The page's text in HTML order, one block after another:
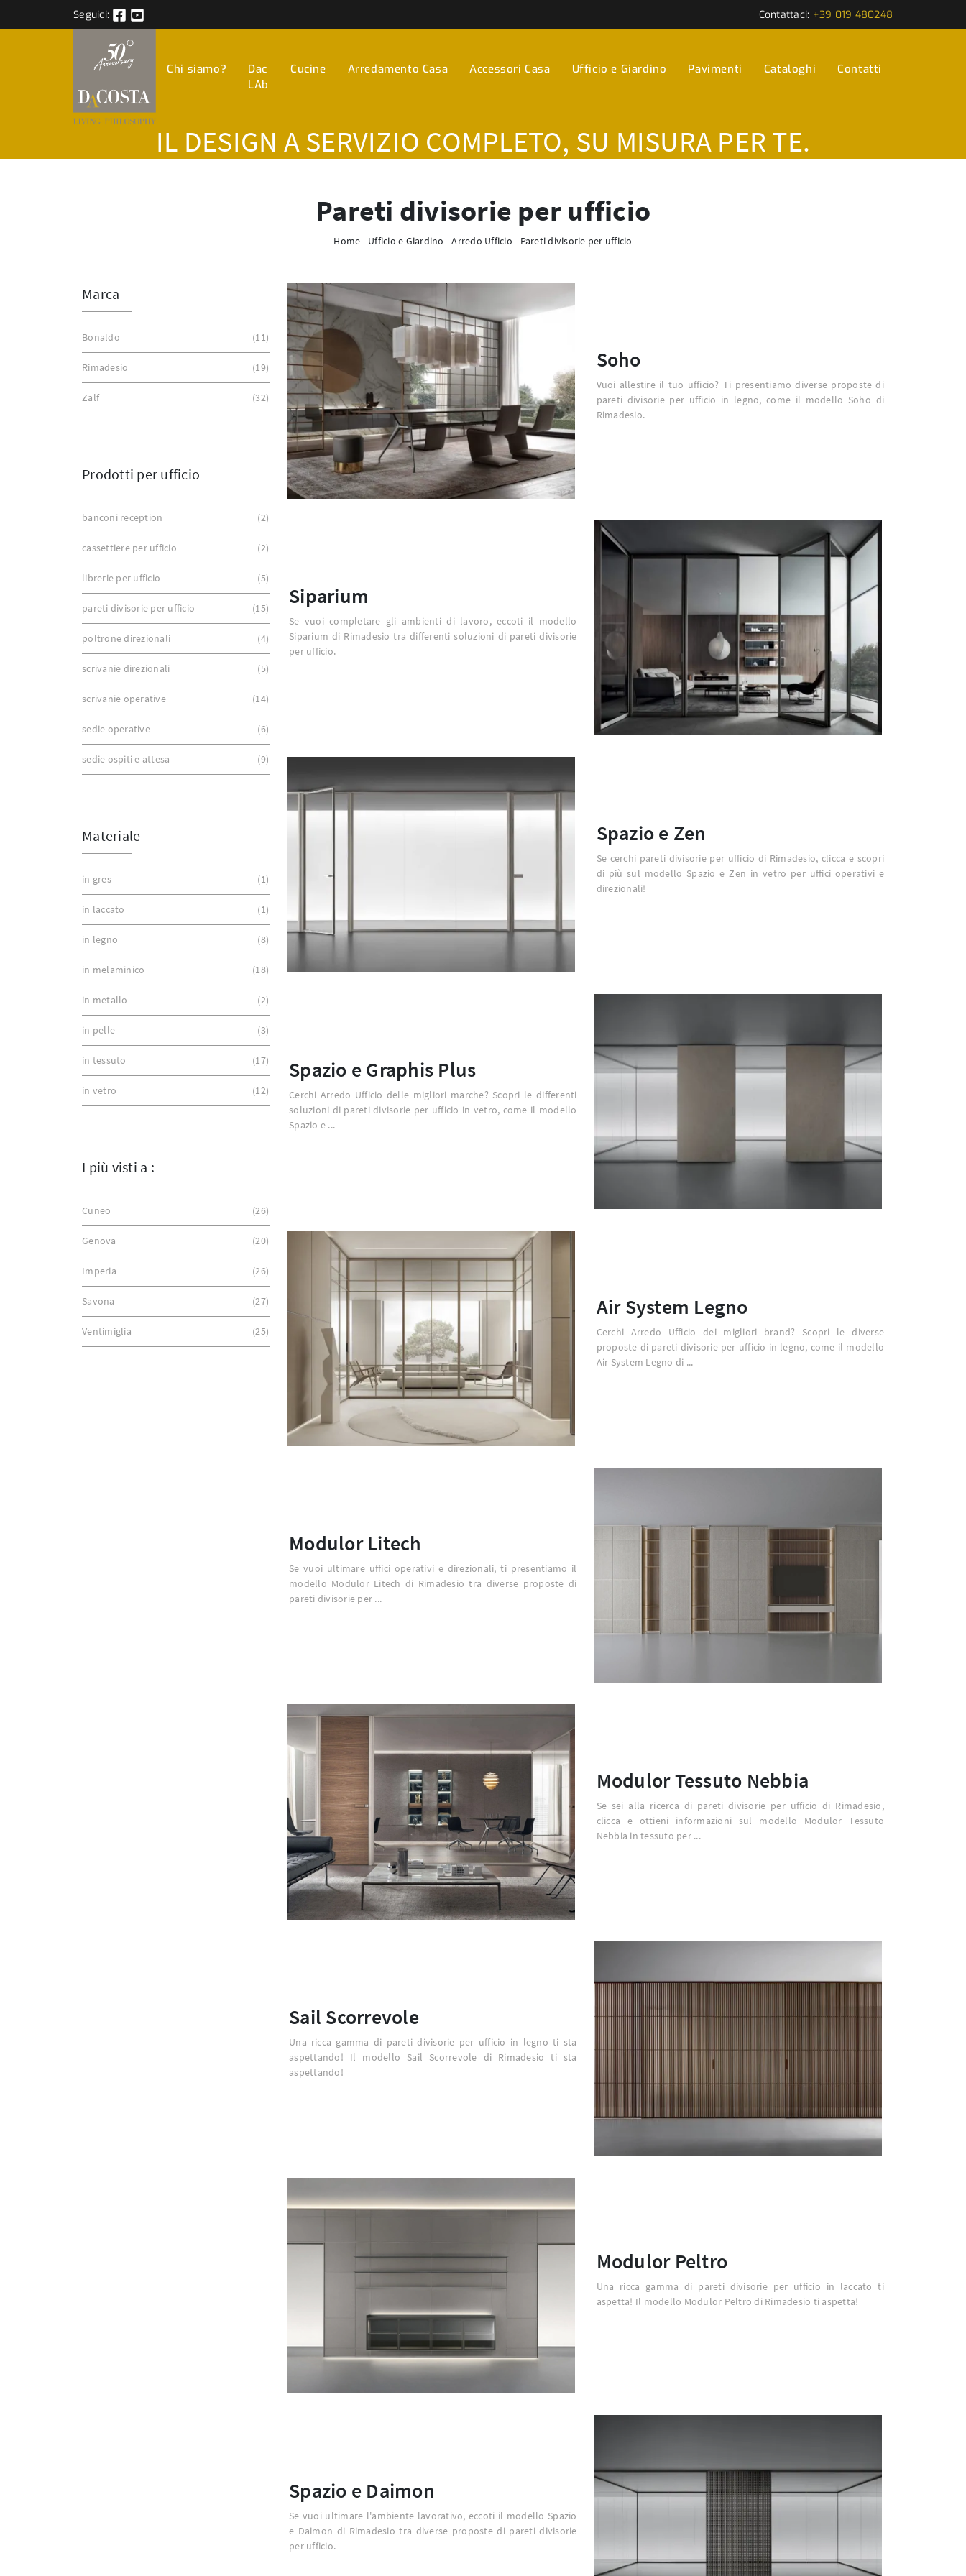
Seguici: Contattaci: +39 019 480248
Chi siamo?
Dac
LAb
Cucine Arredamento Casa Accessori Casa Ufficio e Giardino Pavimenti Cataloghi Contatti
IL DESIGN A SERVIZIO COMPLETO, SU MISURA PER TE.
Pareti divisorie per ufficio
Home - Ufficio e Giardino -Arredo Ufficio - Pareti divisorie per ufficio
Soho
Vuoi allestire il tuo ufficio? Ti presentiamo diverse proposte di
pareti divisorie per ufficio in legno, come il modello Soho di
Rimadesio.
Siparium
Se vuoi completare gli ambienti di lavoro, eccoti il modello
Siparium di Rimadesio tra differenti soluzioni di pareti divisorie
per ufficio.
Spazio e Zen
Se cerchi pareti divisorie per ufficio di Rimadesio, clicca e scopri
di più sul modello Spazio e Zen in vetro per uffici operativi e
direzionali!
Spazio e Graphis Plus
Cerchi Arredo Ufficio delle migliori marche? Scopri le differenti
soluzioni di pareti divisorie per ufficio in vetro, come il modello
Spazio e ...
Air System Legno
Cerchi Arredo Ufficio dei migliori brand? Scopri le diverse
proposte di pareti divisorie per ufficio in legno, come il modello
Air System Legno di ...
Modulor Litech
Se vuoi ultimare uffici operativi e direzionali, ti presentiamo il
modello Modulor Litech di Rimadesio tra diverse proposte di
pareti divisorie per ...
Modulor Tessuto Nebbia
Se sei alla ricerca di pareti divisorie per ufficio di Rimadesio,
clicca e ottieni informazioni sul modello Modulor Tessuto
Nebbia in tessuto per ...
Sail Scorrevole
Una ricca gamma di pareti divisorie per ufficio in legno ti sta
aspettando! Il modello Sail Scorrevole di Rimadesio ti sta
aspettando!
Modulor Peltro
Una ricca gamma di pareti divisorie per ufficio in laccato ti
aspetta! Il modello Modulor Peltro di Rimadesio ti aspetta!
Spazio e Daimon
Se vuoi ultimare l'ambiente lavorativo, eccoti il modello Spazio
e Daimon di Rimadesio tra diverse proposte di pareti divisorie
per ufficio.
Marca
Bonaldo 11
Rimadesio 19
Zalf 32
Prodotti per ufficio
banconi reception 2
cassettiere per ufficio 2
librerie per ufficio 5
pareti divisorie per ufficio 15
poltrone direzionali 4
scrivanie direzionali 5
scrivanie operative 14
sedie operative 6
sedie ospiti e attesa 9
Materiale
in gres 1
in laccato 1
in legno 8
in melaminico 18
in metallo 2
in pelle 3
in tessuto 17
in vetro 12
I più visti a :
Cuneo 26
Genova 20
Imperia 26
Savona 27
Ventimiglia 25